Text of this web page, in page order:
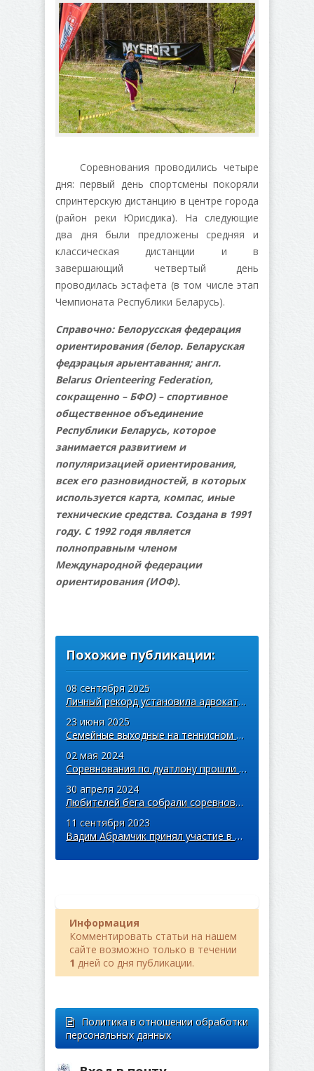
Соревнования проводились четыре
дня: первый день спортсмены покоряли
спринтерскую дистанцию в центре города
(район реки Юрисдика). На следующие
два дня были предложены средняя и
классическая дистанции и в
завершающий четвертый день
проводилась эстафета (в том числе этап
Чемпионата Республики Беларусь).
Справочно: Белорусская федерация
ориентирования (белор. Беларуская
федэрацыя арыентавання; англ.
Belarus Orienteering Federation,
сокращенно – БФО) – спортивное
общественное объединение
Республики Беларусь, которое
занимается развитием и
популяризацией ориентирования,
всех его разновидностей, в которых
используется карта, компас, иные
технические средства. Создана в 1991
году. С 1992 годя является
полноправным членом
Международной федерации
ориентирования (ИОФ).
Похожие публикации:
08 сентября 2025
Личный рекорд установила адвокат на Минском полумарафоне
23 июня 2025
Семейные выходные на теннисном корте
02 мая 2024
Соревнования по дуатлону прошли в Дрогичине
30 апреля 2024
Любителей бега собрали соревнования «Ошмянская весна»
11 сентября 2023
Вадим Абрамчик принял участие в Минском полумарафоне
Информация
Комментировать статьи на нашем
сайте возможно только в течении
1 дней со дня публикации.
Политика в отношении обработки
персональных данных